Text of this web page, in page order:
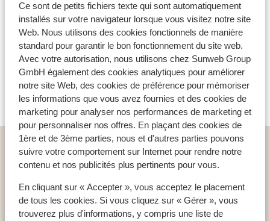
Ce sont de petits fichiers texte qui sont automatiquement
installés sur votre navigateur lorsque vous visitez notre site
Web. Nous utilisons des cookies fonctionnels de manière
standard pour garantir le bon fonctionnement du site web.
Avec votre autorisation, nous utilisons chez Sunweb Group
GmbH également des cookies analytiques pour améliorer
notre site Web, des cookies de préférence pour mémoriser
les informations que vous avez fournies et des cookies de
marketing pour analyser nos performances de marketing et
pour personnaliser nos offres. En plaçant des cookies de
1ère et de 3ème parties, nous et d'autres parties pouvons
suivre votre comportement sur Internet pour rendre notre
contenu et nos publicités plus pertinents pour vous.
En cliquant sur « Accepter », vous acceptez le placement
de tous les cookies. Si vous cliquez sur « Gérer », vous
trouverez plus d'informations, y compris une liste de
Infos vol
Ce que les clients pensent
Malheureusement, il n'y a actuellement aucun avis
pour cet hébergement.
Home vacances Grèce
Epirus (Parga)
Billets d'avion Preveza
Billets d'avion Preveza